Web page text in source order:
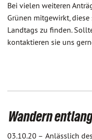
Bei vielen weiteren
Grünen mitgewirkt,
Landtags zu finden.
kontaktieren sie uns
Wandern
03.10.20 – Anlässlich